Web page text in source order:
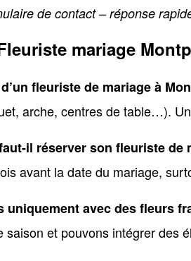
de contact – réponse
mariage
fleuriste de mariage à
arche, centres de table…).
il réserver son fleuriste de
avant la date du mariage,
uniquement avec des fleurs
et pouvons intégrer des